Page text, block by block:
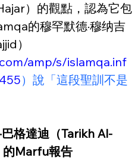
）的觀點，認為它包
的穆罕默德·穆纳吉
）
amp/s/islamqa.inf
）說「這段聖訓不是
格達迪（Tarikh Al-
Marfu報告